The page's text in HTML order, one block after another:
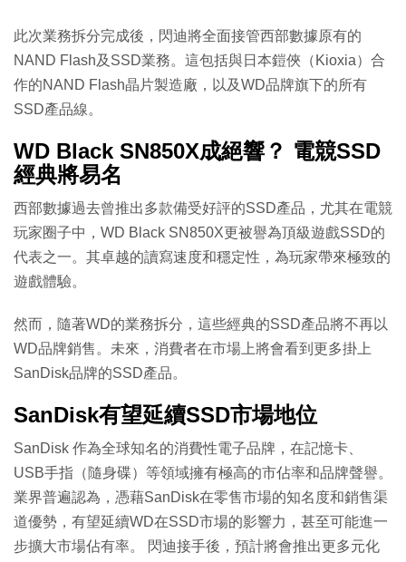
此次業務拆分完成後，閃迪將全面接管西部數據原有的
NAND Flash及SSD業務。這包括與日本鎧俠（Kioxia）合
作的NAND Flash晶片製造廠，以及WD品牌旗下的所有
SSD產品線。
WD Black SN850X成絕響？ 電競SSD
經典將易名
西部數據過去曾推出多款備受好評的SSD產品，尤其在電競
玩家圈子中，WD Black SN850X更被譽為頂級遊戲SSD的
代表之一。其卓越的讀寫速度和穩定性，為玩家帶來極致的
遊戲體驗。
然而，隨著WD的業務拆分，這些經典的SSD產品將不再以
WD品牌銷售。未來，消費者在市場上將會看到更多掛上
SanDisk品牌的SSD產品。
SanDisk有望延續SSD市場地位
SanDisk 作為全球知名的消費性電子品牌，在記憶卡、
USB手指（隨身碟）等領域擁有極高的市佔率和品牌聲譽。
業界普遍認為，憑藉SanDisk在零售市場的知名度和銷售渠
道優勢，有望延續WD在SSD市場的影響力，甚至可能進一
步擴大市場佔有率。 閃迪接手後，預計將會推出更多元化